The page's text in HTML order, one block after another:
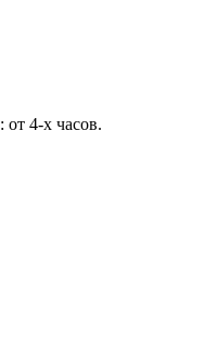
: от 4-х часов.